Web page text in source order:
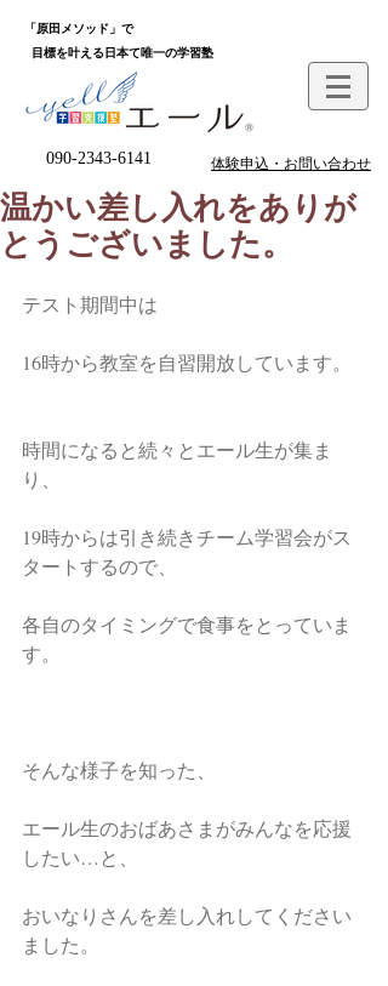
「原田メソッド」で
目標を叶える日本て唯一の学習塾
090-2343-6141 体験申込・お問い合わせ
温かい差し入れをありが
とうございました。
テスト期間中は
16時から教室を自習開放しています。
時間になると続々とエール生が集ま
り、
19時からは引き続きチーム学習会がス
タートするので、
各自のタイミングで食事をとっていま
す。
そんな様子を知った、
エール生のおばあさまがみんなを応援
したい…と、
おいなりさんを差し入れしてください
ました。